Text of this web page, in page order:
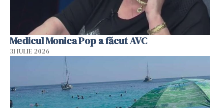
Medicul Monica Pop a făcut AVC
31 IULIE 2026